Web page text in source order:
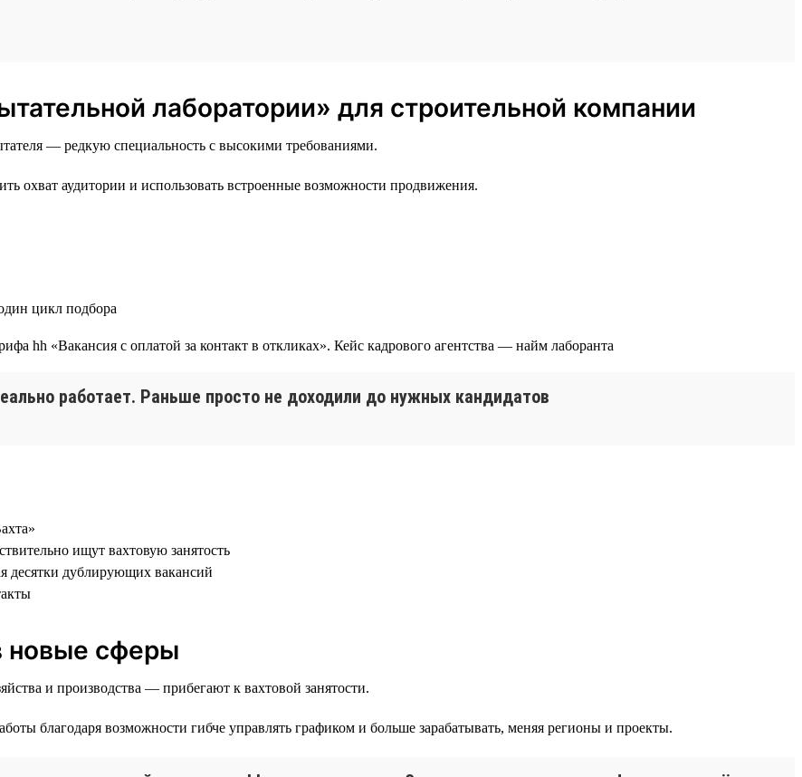
лаборатории» для строительной компании
— редкую специальность с высокими требованиями.
охват аудитории и использовать встроенные возможности продвижения.
цикл подбора
работает. Раньше просто не доходили до нужных кандидатов
ищут вахтовую занятость
десятки дублирующих вакансий
новые сферы
и производства — прибегают к вахтовой занятости.
благодаря возможности гибче управлять графиком и больше зарабатывать, меняя регионы и проекты.